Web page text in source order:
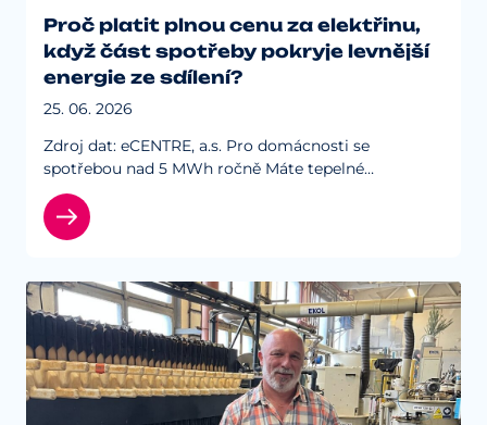
Proč platit plnou cenu za elektřinu,
když část spotřeby pokryje levnější
energie ze sdílení?
25. 06. 2026
Zdroj dat: eCENTRE, a.s. Pro domácnosti se
spotřebou nad 5 MWh ročně Máte tepelné
čerpadlo, elektrické vytápění, ohřev vody bojlerem,
bazén nebo nabíjíte elektromobil? Pak se…